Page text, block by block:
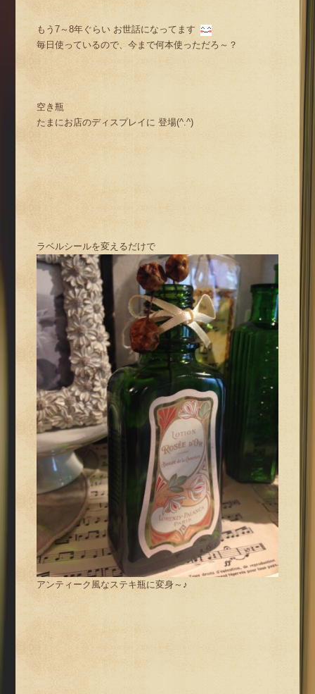
もう7～8年ぐらい お世話になってます
毎日使っているので、今まで何本使っただろ～？
空き瓶
たまにお店のディスプレイに 登場(^.^)
ラベルシールを変えるだけで
アンティーク風なステキ瓶に変身～♪